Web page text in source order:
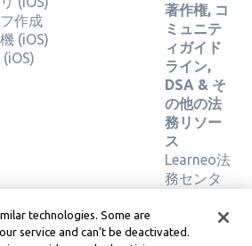
作成
(iOS)
著作権, コ
ミュニテ
ィガイド
ライン,
DSA & そ
の他の法
務リソー
ス
Learneo法
務センタ
サービス
technologies. Some are
service and can’t be deactivated.